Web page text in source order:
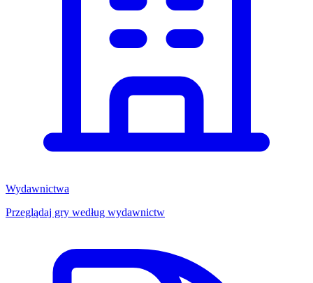
Wydawnictwa
Przeglądaj gry według wydawnictw